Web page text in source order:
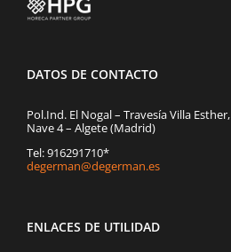
DATOS DE CONTACTO
Pol.Ind. El Nogal – Travesía Villa Esther,
Nave 4 – Algete (Madrid)
Tel: 916291710*
degerman@degerman.es
ENLACES DE UTILIDAD